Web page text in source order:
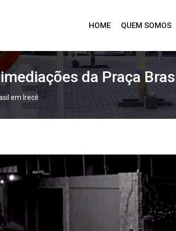
HOME QUEM SOMOS
da Praça
em Irecê